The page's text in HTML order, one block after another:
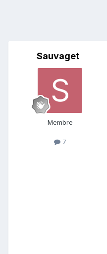
Sauvaget
Membre
7